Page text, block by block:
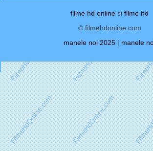
filme hd online si filme hd
© filmehdonline.com
manele noi 2025 | manele